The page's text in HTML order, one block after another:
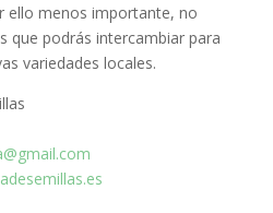
ello menos importante, no
que podrás intercambiar para
variedades locales.